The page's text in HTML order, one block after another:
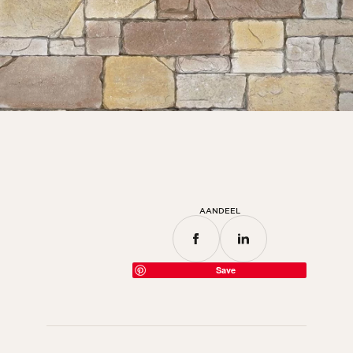
Kamer
Keuken
Badkamer
ALLE BINNENRUIMTES
AANDEEL
Save